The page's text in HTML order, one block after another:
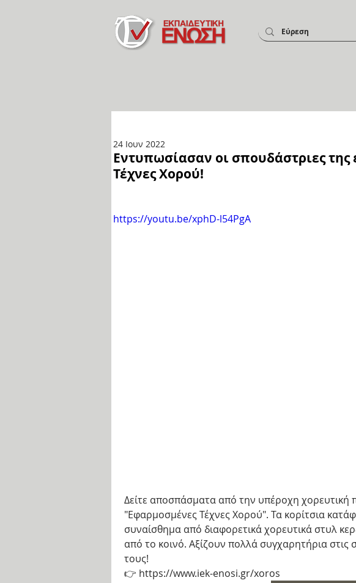
Εντυπωσίασαν οι σπουδάστριες της
Τέχνες Χορού!
24 Ιουν 2022
https://youtu.be/xphD-l54PgA
Δείτε αποσπάσματα από την υπέροχη χορευτική
"Εφαρμοσμένες Τέχνες Χορού". Τα κορίτσια
συναίσθημα από διαφορετικά χορευτικά στυλ
από το κοινό. Αξίζουν πολλά συγχαρητήρια στις
τους!
👉 https://www.iek-enosi.gr/xoros